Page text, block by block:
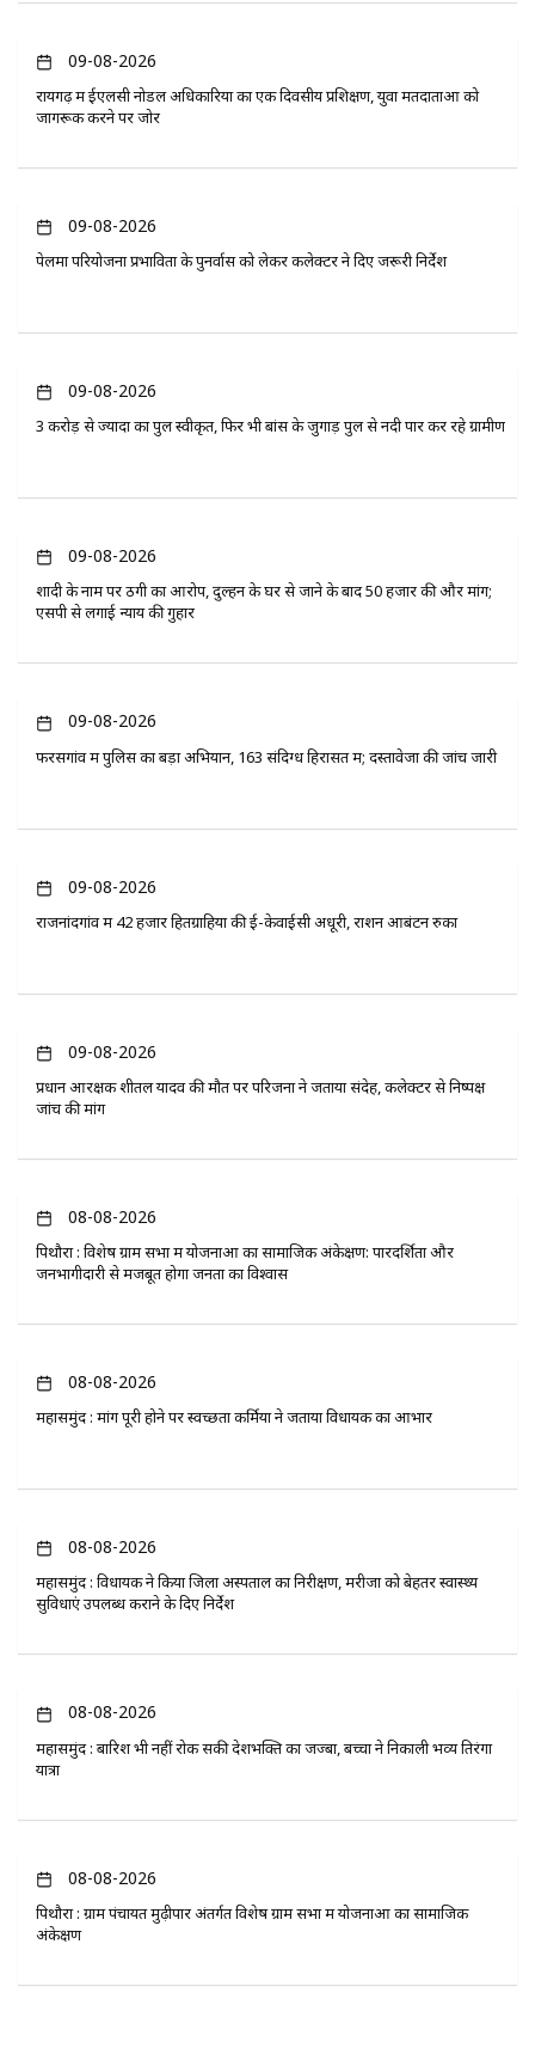
09-08-2026
रायगढ़ में ईएलसी नोडल अधिकारियों का एक दिवसीय प्रशिक्षण, युवा मतदाताओं को
जागरूक करने पर जोर
09-08-2026
पेलमा परियोजना प्रभावितों के पुनर्वास को लेकर कलेक्टर ने दिए जरूरी निर्देश
09-08-2026
3 करोड़ से ज्यादा का पुल स्वीकृत, फिर भी बांस के जुगाड़ पुल से नदी पार कर रहे ग्रामीण
09-08-2026
शादी के नाम पर ठगी का आरोप, दुल्हन के घर से जाने के बाद 50 हजार की और मांग;
एसपी से लगाई न्याय की गुहार
09-08-2026
फरसगांव में पुलिस का बड़ा अभियान, 163 संदिग्ध हिरासत में; दस्तावेजों की जांच जारी
09-08-2026
राजनांदगांव में 42 हजार हितग्राहियों की ई-केवाईसी अधूरी, राशन आबंटन रुका
09-08-2026
प्रधान आरक्षक शीतल यादव की मौत पर परिजनों ने जताया संदेह, कलेक्टर से निष्पक्ष
जांच की मांग
08-08-2026
पिथौरा : विशेष ग्राम सभा में योजनाओं का सामाजिक अंकेक्षण: पारदर्शिता और
जनभागीदारी से मजबूत होगा जनता का विश्वास
08-08-2026
महासमुंद : मांग पूरी होने पर स्वच्छता कर्मियों ने जताया विधायक का आभार
08-08-2026
महासमुंद : विधायक ने किया जिला अस्पताल का निरीक्षण, मरीजों को बेहतर स्वास्थ्य
सुविधाएं उपलब्ध कराने के दिए निर्देश
08-08-2026
महासमुंद : बारिश भी नहीं रोक सकी देशभक्ति का जज्बा, बच्चों ने निकाली भव्य तिरंगा
यात्रा
08-08-2026
पिथौरा : ग्राम पंचायत मुढ़ीपार अंतर्गत विशेष ग्राम सभा में योजनाओं का सामाजिक
अंकेक्षण